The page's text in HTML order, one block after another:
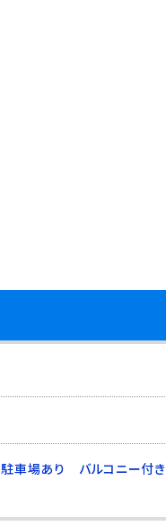
駐車場あり バルコニー付き